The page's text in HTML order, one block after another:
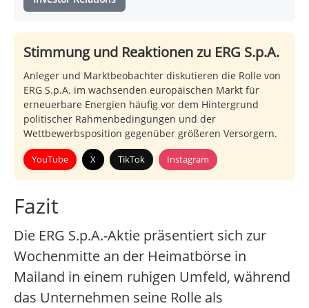
Stimmung und Reaktionen zu ERG S.p.A.
Anleger und Marktbeobachter diskutieren die Rolle von
ERG S.p.A. im wachsenden europäischen Markt für
erneuerbare Energien häufig vor dem Hintergrund
politischer Rahmenbedingungen und der
Wettbewerbsposition gegenüber größeren Versorgern.
YouTube X TikTok Instagram
Fazit
Die ERG S.p.A.-Aktie präsentiert sich zur
Wochenmitte an der Heimatbörse in
Mailand in einem ruhigen Umfeld, während
das Unternehmen seine Rolle als